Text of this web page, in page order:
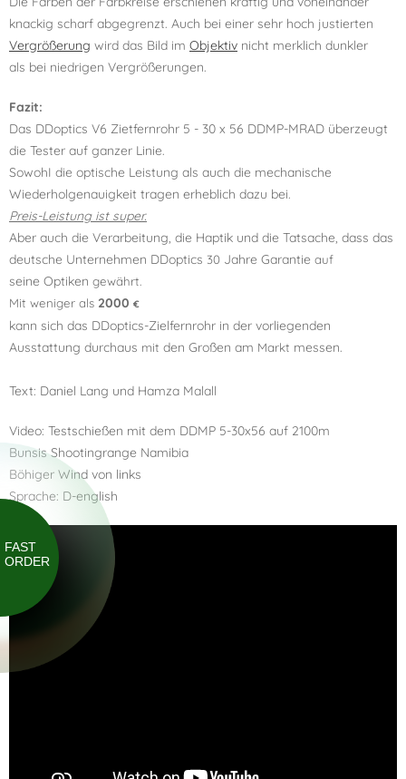
FAST
ORDER
knackig scharf abgegrenzt. Auch bei einer sehr hoch justierten
Vergrößerung wird das Bild im Objektiv nicht merklich dunkler
als bei niedrigen Vergrößerungen.
Fazit:
Das DDoptics V6 Zietfernrohr 5 - 30 x 56 DDMP-MRAD überzeugt
die Tester auf ganzer Linie.
SowohI die optische Leistung als auch die mechanische
Wiederholgenauigkeit tragen erheblich dazu bei.
Preis-Leistung ist super.
Aber auch die Verarbeitung, die Haptik und die Tatsache, dass das
deutsche Unternehmen DDoptics 30 Jahre Garantie auf
seine Optiken gewährt.
Mit weniger als 2000 €
kann sich das DDoptics-Zielfernrohr in der vorliegenden
Ausstattung durchaus mit den Großen am Markt messen.
Text: Daniel Lang und Hamza Malall
Video: Testschießen mit dem DDMP 5-30x56 auf 2100m
Bunsis Shootingrange Namibia
Böhiger Wind von links
Sprache: D-english